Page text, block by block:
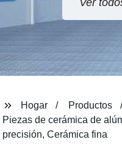
Hogar
Productos
Piezas de cerámica de
precisión, Cerámica fina